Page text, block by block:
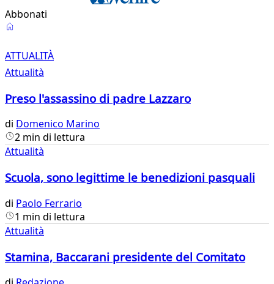
Abbonati
Attualità
ATTUALITÀ
Attualità
Preso l'assassino di padre Lazzaro
di Domenico Marino
2 min di lettura
Attualità
Scuola, sono legittime le benedizioni pasquali
di Paolo Ferrario
1 min di lettura
Attualità
Stamina, Baccarani presidente del Comitato